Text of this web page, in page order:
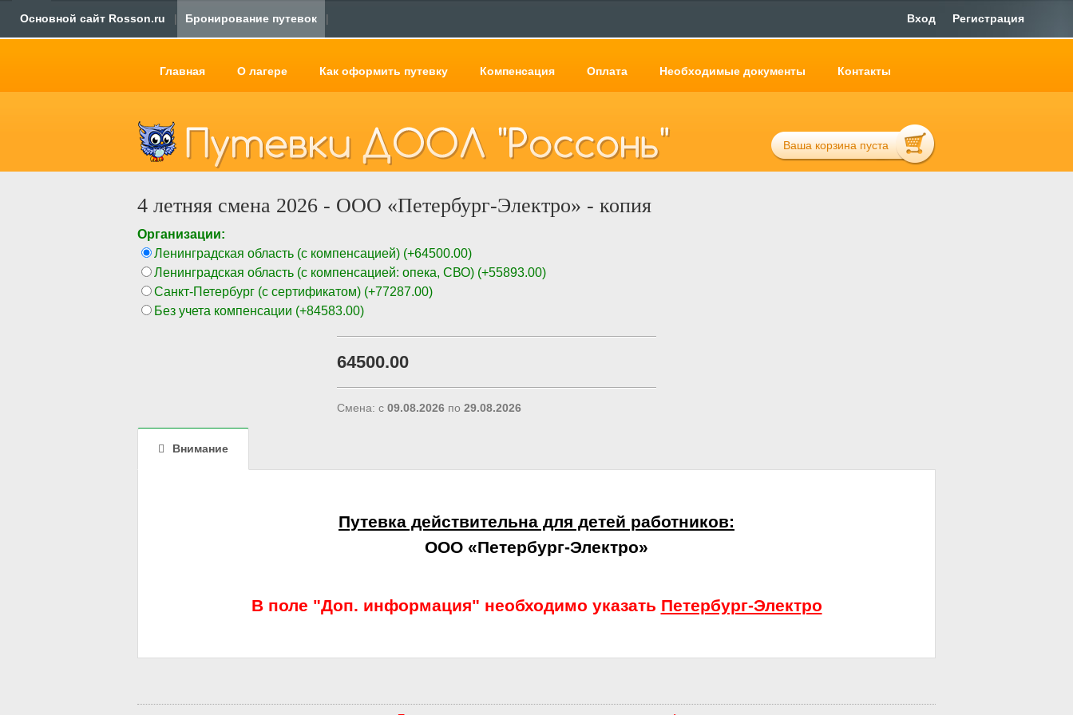
Основной сайт Rosson.ru | Бронирование путевок | Вход Регистрация
Главная О лагере Как оформить путевку Компенсация Оплата Необходимые документы Контакты
Ваша корзина пуста
4 летняя смена 2026 - ООО «Петербург-Электро» - копия
Организации:
Ленинградская область (с компенсацией) (+64500.00)
Ленинградская область (с компенсацией: опека, СВО) (+55893.00)
Санкт-Петербург (с сертификатом) (+77287.00)
Без учета компенсации (+84583.00)
64500.00
Смена: с 09.08.2026 по 29.08.2026
Внимание
Путевка действительна для детей работников:
ООО «Петербург-Электро»
В поле "Доп. информация" необходимо указать Петербург-Электро